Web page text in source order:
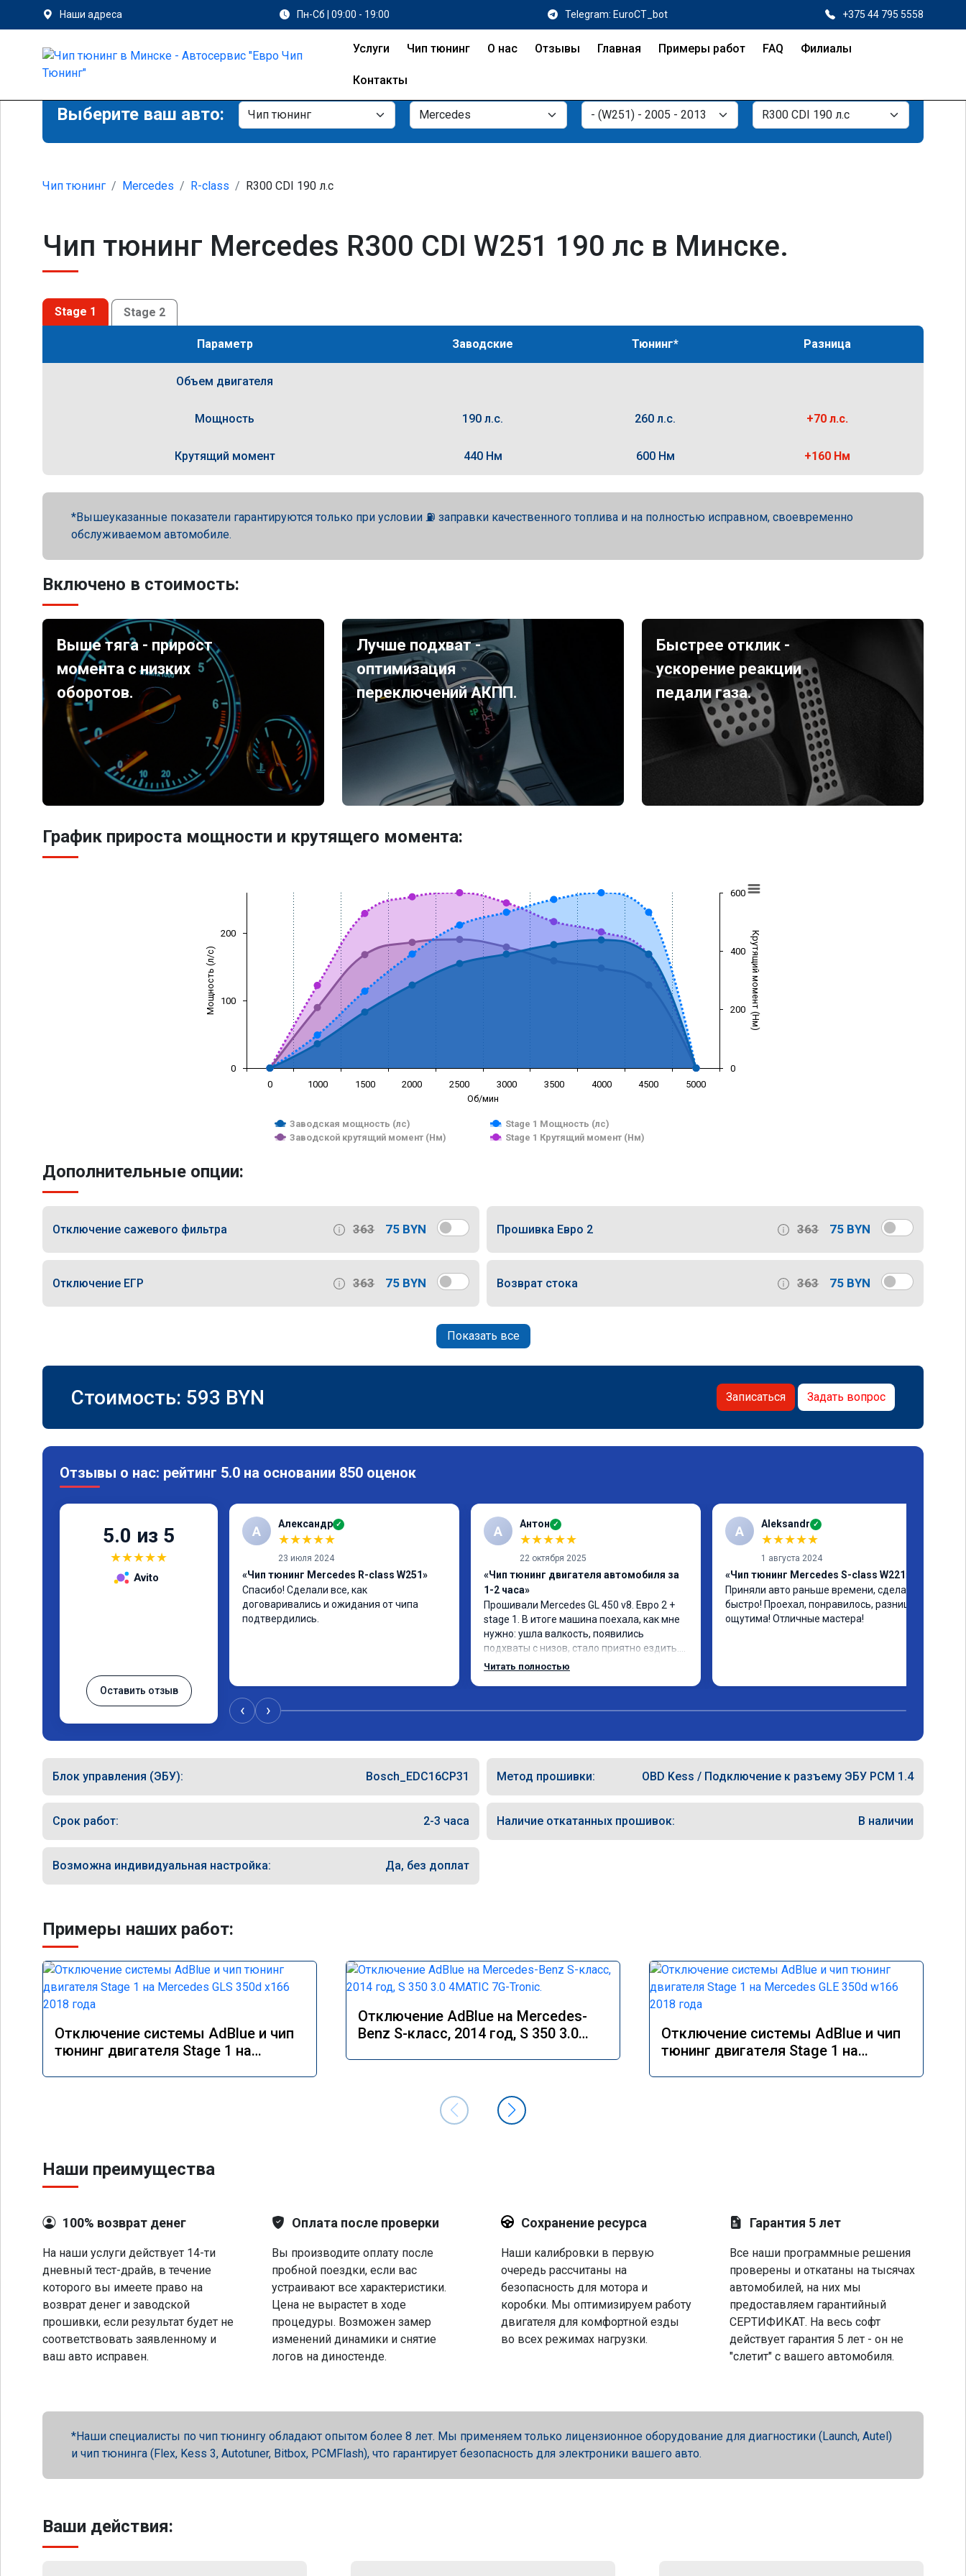
Наши адреса Пн-Сб | 09:00 - 19:00 Telegram: EuroCT_bot +375 44 795 5558
Услуги Чип тюнинг О нас Отзывы Главная Примеры работ FAQ Филиалы
Контакты
Выберите ваш авто:
Чип тюнинг Mercedes R-class R300 CDI 190 л.с
Чип тюнинг Mercedes R300 CDI W251 190 лс в Минске.
Stage 1 Stage 2
Параметр Заводские Тюнинг* Разница
Объем двигателя
Мощность 190 л.с. 260 л.с. +70 л.с.
Крутящий момент 440 Нм 600 Нм +160 Нм
Вышеуказанные показатели гарантируются только при условии ⛽ заправки качественного топлива и на полностью исправном, своевременно
обслуживаемом автомобиле.
Включено в стоимость:
Выше тяга - прирост
момента с низких
оборотов.
Лучше подхват -
оптимизация
переключений АКПП.
Быстрее отклик -
ускорение реакции
педали газа.
График прироста мощности и крутящего момента:
Об/мин
Мощность (л/с) Крутящий момент (Нм)
Заводская мощность (лс)
Stage 1 Мощность (лс)
Заводской крутящий момент (Нм)
Stage 1 Крутящий момент (Нм)
0 1000 1500 2000 2500 3000 3500 4000 4500 5000
0
100
200
0
200
400
600
Дополнительные опции:
Отключение сажевого фильтра 363 75 BYN Прошивка Евро 2 363 75 BYN
Отключение ЕГР 363 75 BYN Возврат стока 363 75 BYN
Показать все
Стоимость: 593 BYN Записаться Задать вопрос
Отзывы о нас: рейтинг 5.0 на основании 850 оценок
5.0 из 5
★★★★★
Avito
Оставить отзыв
А Александр ✓
★★★★★
23 июля 2024
«Чип тюнинг Mercedes R-class W251»
Спасибо! Сделали все, как
договаривались и ожидания от чипа
подтвердились.
А Антон ✓
★★★★★
22 октября 2025
«Чип тюнинг двигателя автомобиля за
1-2 часа»
Прошивали Mercedes GL 450 v8. Евро 2 +
stage 1. В итоге машина поехала, как мне
нужно: ушла валкость, появились
подхваты с низов, стало приятно ездить.
Одни из лучших трат, в авто! 🔥
Читать полностью
A Aleksandr ✓
★★★★★
1 августа 2024
«Чип тюнинг Mercedes S-class W221»
Приняли авто раньше времени, сделали
быстро! Проехал, понравилось, разница
ощутима! Отличные мастера!
‹ ›
Блок управления (ЭБУ): Bosch_EDC16CP31 Метод прошивки: OBD Kess / Подключение к разъему ЭБУ PCM 1.4
Срок работ: 2-3 часа Наличие откатанных прошивок: В наличии
Возможна индивидуальная настройка: Да, без доплат
Примеры наших работ:
Отключение системы AdBlue и чип
тюнинг двигателя Stage 1 на
Отключение AdBlue на Mercedes-
Benz S-класс, 2014 год, S 350 3.0
Отключение системы AdBlue и чип
тюнинг двигателя Stage 1 на
Наши преимущества
100% возврат денег
На наши услуги действует 14-ти
дневный тест-драйв, в течение
которого вы имеете право на
возврат денег и заводской
прошивки, если результат будет не
соответствовать заявленному и
ваш авто исправен.
Оплата после проверки
Вы производите оплату после
пробной поездки, если вас
устраивают все характеристики.
Цена не вырастет в ходе
процедуры. Возможен замер
изменений динамики и снятие
логов на диностенде.
Сохранение ресурса
Наши калибровки в первую
очередь рассчитаны на
безопасность для мотора и
коробки. Мы оптимизируем работу
двигателя для комфортной езды
во всех режимах нагрузки.
Гарантия 5 лет
Все наши программные решения
проверены и откатаны на тысячах
автомобилей, на них мы
предоставляем гарантийный
СЕРТИФИКАТ. На весь софт
действует гарантия 5 лет - он не
"слетит" с вашего автомобиля.
Наши специалисты по чип тюнингу обладают опытом более 8 лет. Мы применяем только лицензионное оборудование для диагностики (Launch, Autel)
и чип тюнинга (Flex, Kess 3, Autotuner, Bitbox, PCMFlash), что гарантирует безопасность для электроники вашего авто.
Ваши действия: